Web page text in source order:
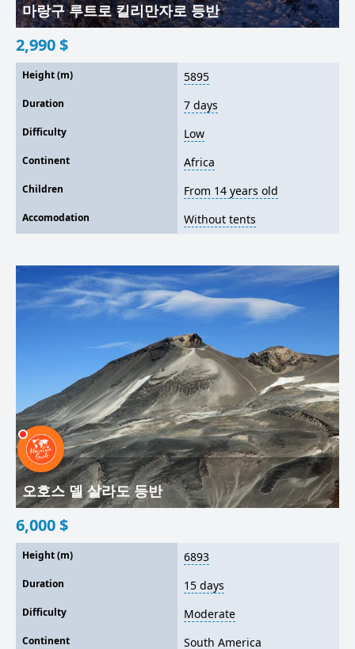
마랑구 루트로 킬리만자로 등반
2,990$
Height (m) 5895
Duration 7 days
Difficulty Low
Continent Africa
Children From 14 years old
Accomodation Without tents
오호스 델 살라도 등반
6,000$
Height (m) 6893
Duration 15 days
Difficulty Moderate
Continent South America